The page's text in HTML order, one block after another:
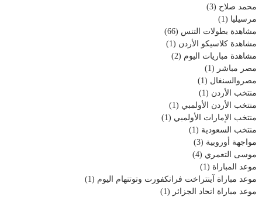
محمد صلاح (3)
مرسيليا (1)
مشاهدة بطولات التنس (66)
مشاهدة كلاسيكو الأردن (1)
مشاهدة مباريات اليوم (2)
مصر مباشر (1)
مصروالسنغال (1)
منتخب الأردن (1)
منتخب الأردن الأولمبي (1)
منتخب الإمارات الأولمبي (1)
منتخب السعودية (1)
مواجهة أوروبية (3)
موسى التعمري (4)
موعد المباراة (1)
موعد مباراة آينتراخت فرانكفورت وتوتنهام اليوم (1)
موعد مباراة اتحاد الجزائر (1)